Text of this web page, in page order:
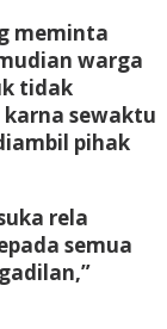
meminta
warga
tidak
sewaktu
pihak
rela
semua